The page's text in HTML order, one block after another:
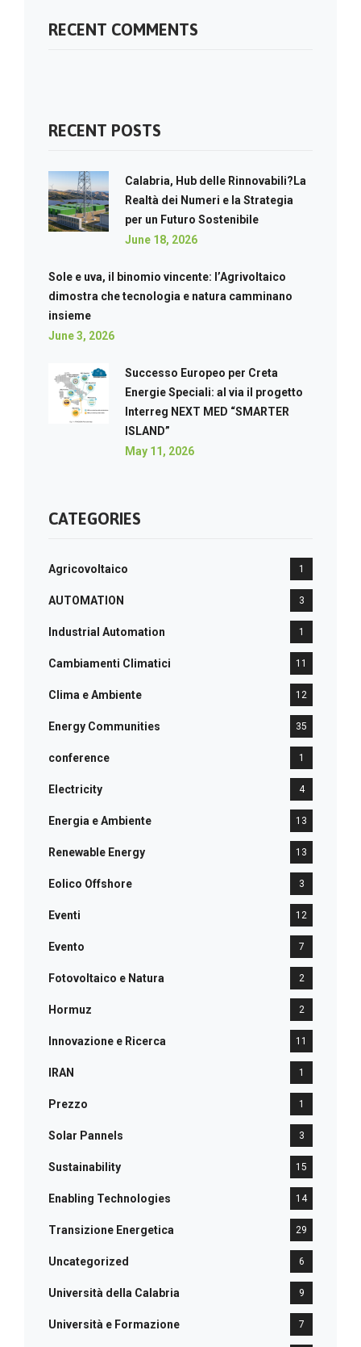
RECENT COMMENTS
RECENT POSTS
Calabria, Hub delle Rinnovabili?La
Realtà dei Numeri e la Strategia
per un Futuro Sostenibile
June 18, 2026
Sole e uva, il binomio vincente: l’Agrivoltaico
dimostra che tecnologia e natura camminano
insieme
June 3, 2026
Successo Europeo per Creta
Energie Speciali: al via il progetto
Interreg NEXT MED “SMARTER
ISLAND”
May 11, 2026
CATEGORIES
Agricovoltaico 1
AUTOMATION 3
Industrial Automation 1
Cambiamenti Climatici 11
Clima e Ambiente 12
Energy Communities 35
conference 1
Electricity 4
Energia e Ambiente 13
Renewable Energy 13
Eolico Offshore 3
Eventi 12
Evento 7
Fotovoltaico e Natura 2
Hormuz 2
Innovazione e Ricerca 11
IRAN 1
Prezzo 1
Solar Pannels 3
Sustainability 15
Enabling Technologies 14
Transizione Energetica 29
Uncategorized 6
Università della Calabria 9
Università e Formazione 7